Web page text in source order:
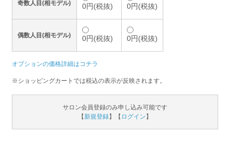
奇数人目(相モデル) 0円(税抜) 0円(税抜)
偶数人目(相モデル) 0円(税抜) 0円(税抜)
オプションの価格詳細はコチラ
※ショッピングカートでは税込の表示が反映されます。
サロン会員登録のみ申し込み可能です
【 新規登録】【 ログイン 】